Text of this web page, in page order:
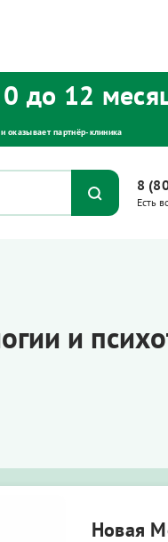
0 до 12
оказывает партнёр‑клиника
8
Есть
и
Новая